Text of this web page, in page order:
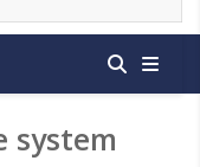
system